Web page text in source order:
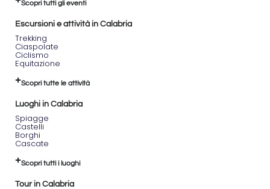
“Shinrin
Yoku”, il
cosiddetto
foresta,
che
il
diretto
i cinque
sensi.
Scopri tutti gli eventi
Escursioni e attività in Calabria
Trekking
Ciaspolate
Ciclismo
Equitazione
Scopri tutte le attività
Luoghi in Calabria
Spiagge
Castelli
Borghi
Cascate
Scopri tutti i luoghi
Tour in Calabria